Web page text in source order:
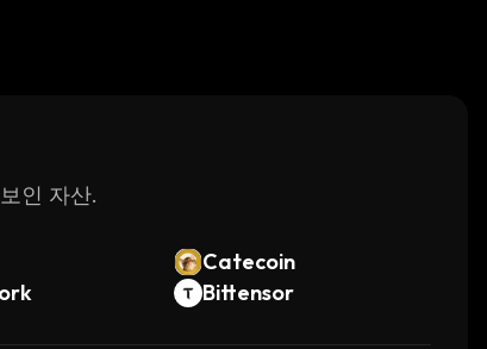
인 자산.
Catecoin
Bittensor